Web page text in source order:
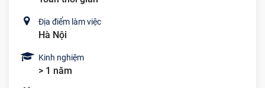
Địa điểm làm việc
Hà Nội
Kinh nghiệm
> 1 năm